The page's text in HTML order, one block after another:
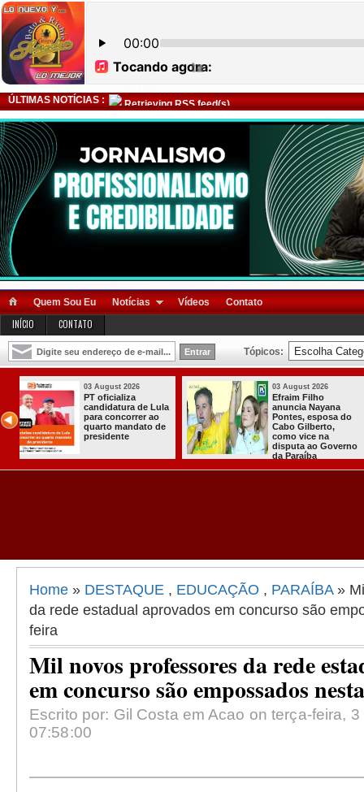
ÚLTIMAS NOTÍCIAS : Retrieving RSS feed(s)
Quem Sou Eu Notícias Vídeos Contato
INÍCIO CONTATO
Tópicos:
03 August 2026
Efraim Filho
anuncia Nayana
Pontes, esposa do
Cabo Gilberto,
como vice na
disputa ao Governo
31 July 2026
A CARRETA
AGORA TEM
CHEGOU À
ITABAIANA
Home » DESTAQUE , EDUCAÇÃO , PARAÍBA»
da rede estadual aprovados em concurso são
feira
Mil novos professores da rede
em concurso são empossados
Escrito por: Gil Costa em Acao on terça-feira,
07:58:00